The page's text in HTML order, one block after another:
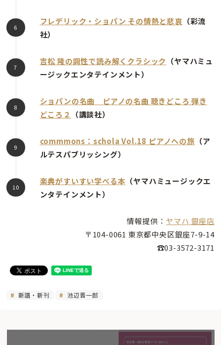
フレデリック・ショパン その情熱と悲哀 （彩流
社）
吉松 隆の調性で読み解くクラシック （ヤマハミュ
ージックエンタテインメント）
ショパンの名曲 ピアノの名曲 聴きどころ 弾き
どころ２
（講談社）
commmons：schola Vol.18 ピアノへの旅 （ア
ルテスパブリッシング）
楽典がすいすい学べる本 （ヤマハミュージックエ
ンタテインメント）
情報提供： ヤマハ 銀座店
〒104-0061 東京都中央区銀座7-9-14
☎03-3572-3171
新譜・新刊 池辺晋一郎